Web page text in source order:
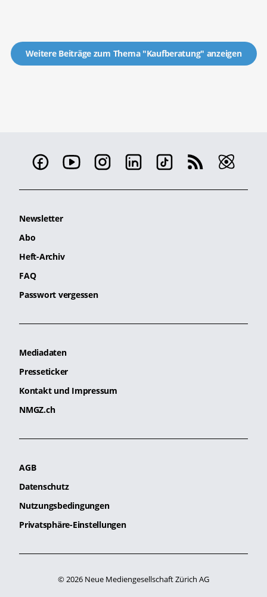
Weitere Beiträge zum Thema "Kaufberatung" anzeigen
Newsletter
Abo
Heft-Archiv
FAQ
Passwort vergessen
Mediadaten
Presseticker
Kontakt und Impressum
NMGZ.ch
AGB
Datenschutz
Nutzungsbedingungen
Privatsphäre-Einstellungen
© 2026 Neue Mediengesellschaft Zürich AG